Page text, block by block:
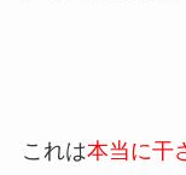
これは本当に干